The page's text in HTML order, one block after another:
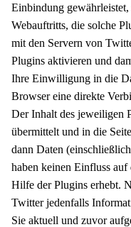
Einbindung
Webauftritts, die solche
mit den Servern von
Plugins aktivieren und
Ihre Einwilligung in die
Browser eine direkte
Der Inhalt des jeweiligen
übermittelt und in die
dann Daten
haben keinen Einfluss
Hilfe der Plugins erhebt.
Twitter jedenfalls
Sie aktuell und zuvor